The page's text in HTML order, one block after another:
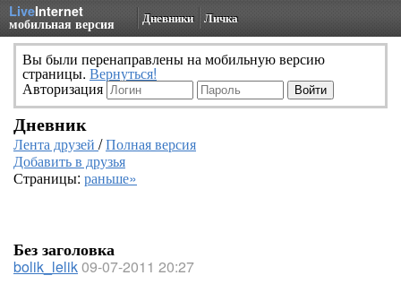
LiveInternet
мобильная версия Дневники Личка
Вы были перенаправлены на мобильную версию
страницы. Вернуться!
Авторизация
Дневник
Лента друзей /Полная версия
Добавить в друзья
Страницы: раньше»
Без заголовка
bolik_lelik09-07-2011 20:27